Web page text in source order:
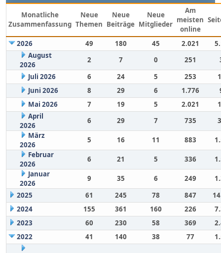
Monatliche
Zusammenfassung
Neue
Themen
Neue
Beiträge
Neue
Mitglieder
Am
meisten
online
2026 49 180 45 2.021
August
2026
2 7 0 251
Juli 2026
6 24 5 253
Juni 2026
8 29 6 1.776
Mai 2026
7 19 5 2.021
April
2026
6 29 7 735
März
2026
5 16 11 883
Februar
2026
6 21 5 336
Januar
2026
9 35 6 249
2025
61 245 78 847
2024
155 361 160 226
2023
60 230 58 369
2022
41 140 38 77